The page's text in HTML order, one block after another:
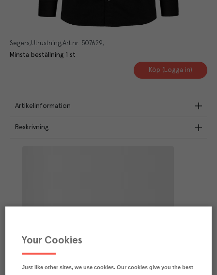
Segers Utrustning Art.nr. 507629
Minsta beställning 1 st
Köp (Logga in)
Artikelinformation
Beskrivning
Your Cookies
Just like other sites, we use cookies. Our cookies give you the best